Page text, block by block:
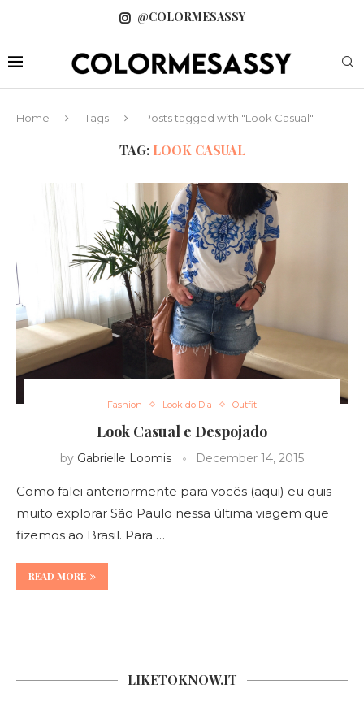
@COLORMESASSY
Home Tags Posts tagged with "Look Casual"
TAG: LOOK CASUAL
Fashion Look do Dia Outfit
Look Casual e Despojado
by Gabrielle Loomis December 14, 2015
Como falei anteriormente para vocês (aqui) eu quis
muito explorar São Paulo nessa última viagem que
fizemos ao Brasil. Para …
READ MORE
LIKETOKNOW.IT